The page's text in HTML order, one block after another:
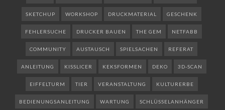
SKETCHUP WORKSHOP DRUCKMATERIAL GESCHENK
FEHLERSUCHE DRUCKER BAUEN THE GEM NETFABB
COMMUNITY AUSTAUSCH SPIELSACHEN REFERAT
ANLEITUNG KISSLICER KEKSFORMEN DEKO 3D-SCAN
EIFFELTURM TIER VERANSTALTUNG KULTURERBE
BEDIENUNGSANLEITUNG WARTUNG SCHLÜSSELANHÄNGER